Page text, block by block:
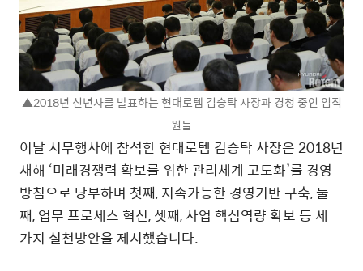
▲2018년 신년사를 발표하는 현대로템 김승탁 사장과 경청 중인 임직
원들
이날 시무행사에 참석한 현대로템 김승탁 사장은 2018년
새해 ‘미래경쟁력 확보를 위한 관리체계 고도화’를 경영
방침으로 당부하며 첫째, 지속가능한 경영기반 구축, 둘
째, 업무 프로세스 혁신, 셋째, 사업 핵심역량 확보 등 세
가지 실천방안을 제시했습니다.